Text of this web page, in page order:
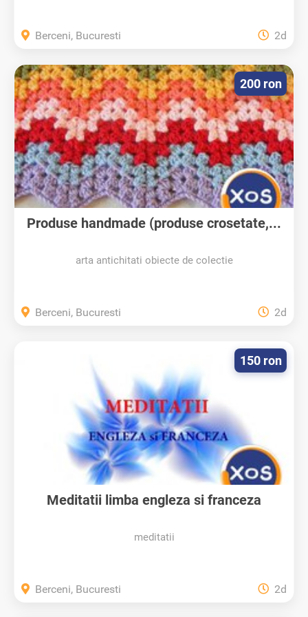
Berceni, Bucuresti 2d
Produse handmade (produse crosetate,...
arta antichitati obiecte de colectie
200 ron
Berceni, Bucuresti 2d
Meditatii limba engleza si franceza
meditatii
150 ron
Berceni, Bucuresti 2d